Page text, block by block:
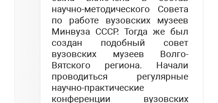
научно-методического Совета
по работе вузовских музеев
Минвуза СССР. Тогда же был
создан подобный совет
вузовских музеев Волго-
Вятского региона. Начали
проводиться регулярные
научно-практические
конференции вузовских